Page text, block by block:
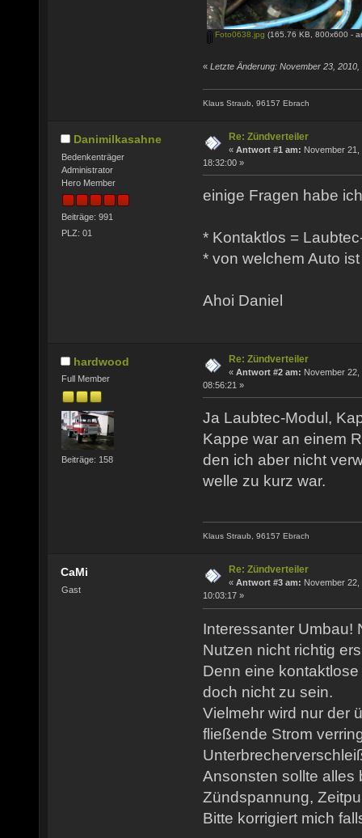
Foto0638.jpg (165.76 KB, 800x600 -
« Letzte Änderung: November 23,
Klaus Straub, 96157 Ebrach
Danimilkasahne
Bedenkenträger
Administrator
Hero Member
Beiträge: 991
PLZ: 01
Re: Zündverteiler
« Antwort #1 am: November 21,
18:32:00 »
einige Fragen habe
* Kontaktlos =
* von welchem Auto
Ahoi Daniel
hardwood
Full Member
Beiträge: 158
Re: Zündverteiler
« Antwort #2 am: November 22,
08:56:21 »
Ja Laubtec-Modul,
Kappe war an einem
den ich aber nicht
welle zu kurz war.
Klaus Straub, 96157 Ebrach
CaMi
Gast
Re: Zündverteiler
« Antwort #3 am: November 22,
10:03:17 »
Interessanter Umbau!
Nutzen nicht richtig
Denn eine
doch nicht zu sein.
Vielmehr wird nur der
fließende Strom
Ansonsten sollte alles
Zündspannung,
Bitte korrigiert mich